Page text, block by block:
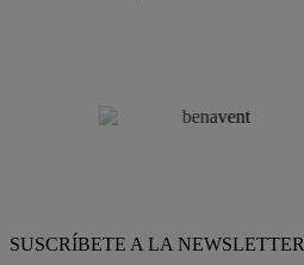
SUSCRÍBETE A LA NEWSLETTER